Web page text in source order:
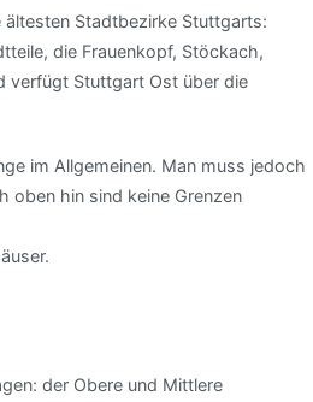
Stadtbezirke Stuttgarts:
die Frauenkopf, Stöckach,
verfügt Stuttgart Ost über die
im Allgemeinen. Man muss jedoch
oben hin sind keine Grenzen
der Obere und Mittlere